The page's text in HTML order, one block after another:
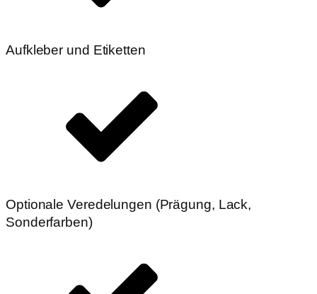
Aufkleber und Etiketten
Optionale Veredelungen (Prägung, Lack,
Sonderfarben)